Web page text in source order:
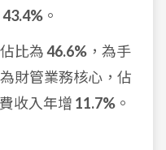
43.4% 。
比為46.6% ，為手
財管業務核心，佔
收入年增 11.7% 。